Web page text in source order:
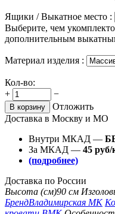
Ящики / Выкатное место :
Выберите, чем
дополнительным
Материал изделия :
Кол-во:
+
−
В корзину
Отложить
Доставка в Москву и МО
Внутри МКАД —
За МКАД — 45
(подробнее)
Доставка по России
Высота (см)90 см
БрендВладимирская МК